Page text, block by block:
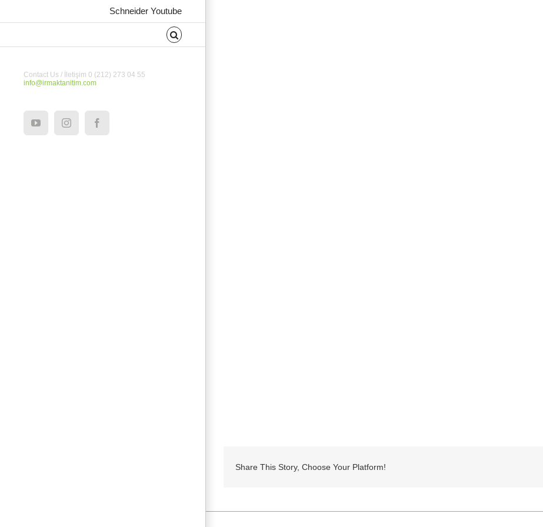
Schneider Youtube
Contact Us / İletişim 0 (212) 273 04 55
info@irmaktanitim.com
YouTubeInstagramFacebook
Share This Story, Choose Your Platform!